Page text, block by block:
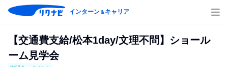
インターン＆キャリア
【交通費支給/松本1day/文理不問】ショール
ーム見学会